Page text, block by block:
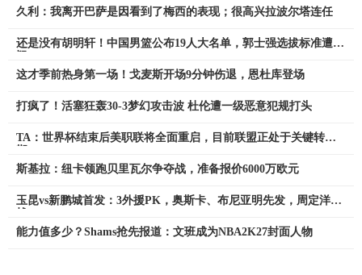
久利：我离开巴萨是因看到了梅西的表现；很高兴拉波尔塔连任
还是没有胡明轩！中国男篮公布19人大名单，郭士强选拔标准遭质
这才季前热身第一场！戈麦斯开场9分钟伤退，恩杜库登场
打疯了！活塞狂轰30-3梦幻攻击波 杜伦遭一级恶意犯规打头
TA：世界杯结束后美职联将全面重启，目前联盟正处于关键转型
斯基拉：纽卡领跑贝里瓦尔争夺战，准备报价6000万欧元
玉昆vs新鹏城首发：3外援PK，奥斯卡、布尼亚明先发，周定洋出
能力值多少？Shams抢先报道：文班成为NBA2K27封面人物